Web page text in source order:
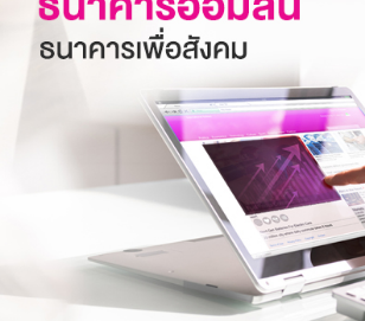
ออมเพื่อสุข
เกี่ยวกับธนาคาร
การพัฒนาที่ยั่งยืน
บริการทางการเงิน
ติดต่อเรา
บริการออนไลน์